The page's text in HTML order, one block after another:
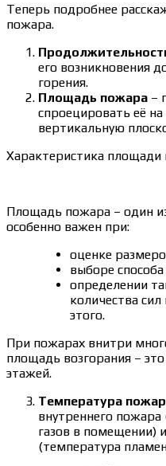
Теперь подробнее
пожара.
его возникновения
горения.
Площадь пожара –
спроецировать её
вертикальную
Характеристика площади
Площадь пожара – один
особенно важен при:
оценке
выборе
определении
количества
этого.
При пожарах внитри
площадь возгорания –
этажей.
Температура
внутреннего
газов в помещении)
(температура